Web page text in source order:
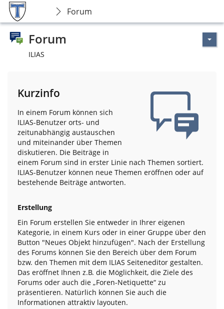
Forum
Forum
ILIAS
Kurzinfo
In einem Forum können sich
ILIAS-Benutzer orts- und
zeitunabhängig austauschen
und miteinander über Themen
diskutieren. Die Beiträge in
einem Forum sind in erster Linie nach Themen sortiert.
ILIAS-Benutzer können neue Themen eröffnen oder auf
bestehende Beiträge antworten.
Erstellung
Ein Forum erstellen Sie entweder in Ihrer eigenen
Kategorie, in einem Kurs oder in einer Gruppe über den
Button "Neues Objekt hinzufügen". Nach der Erstellung
des Forums können Sie den Bereich über dem Forum
bzw. den Themen mit dem ILIAS Seiteneditor gestalten.
Das eröffnet Ihnen z.B. die Möglichkeit, die Ziele des
Forums oder auch die „Foren-Netiquette“ zu
präsentieren. Natürlich können Sie auch die
Informationen attraktiv layouten.